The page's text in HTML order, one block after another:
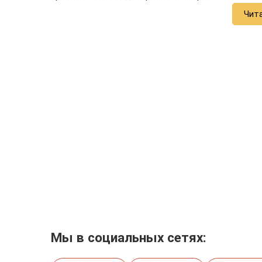
Мы в социальных сетях: